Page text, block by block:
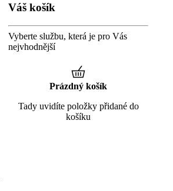
Váš košík
Vyberte službu, která je pro Vás
nejvhodnější
Prázdný košík
Tady uvidíte položky přidané do
košíku